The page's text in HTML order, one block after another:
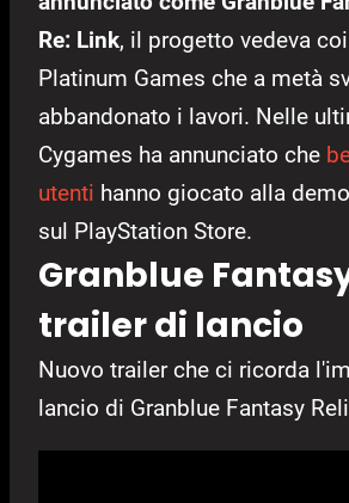
Re: Link, il progetto vedeva
Platinum Games che a metà
abbandonato i lavori. Nelle
Cygames ha annunciato che
utenti hanno giocato alla
sul PlayStation Store.
Granblue
trailer di lancio
Nuovo trailer che ci ricorda
lancio di Granblue Fantasy